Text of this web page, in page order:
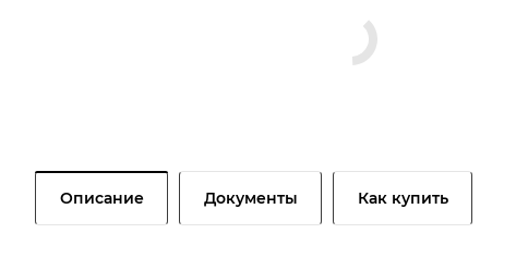
Описание Документы Как купить